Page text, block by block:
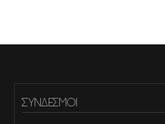
ΣΎΝΔΕΣΜΟΙ